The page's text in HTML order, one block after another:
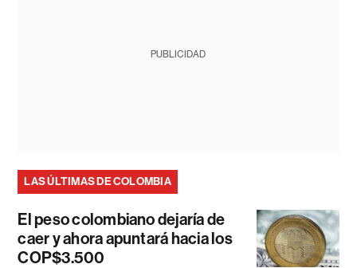
PUBLICIDAD
LAS ÚLTIMAS DE COLOMBIA
El peso colombiano dejaría de
caer y ahora apuntará hacia los
COP$3.500